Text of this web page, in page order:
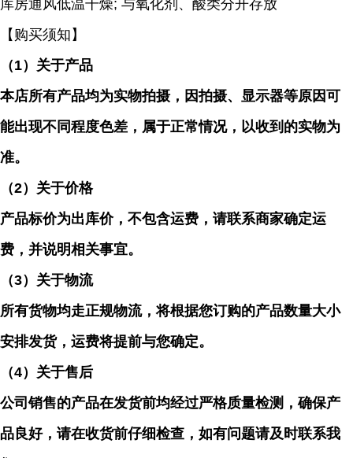
库房通风低温干燥; 与氧化剂、酸类分开存放
【购买须知】
（1）关于产品
本店所有产品均为实物拍摄，因拍摄、显示器等原因可
能出现不同程度色差，属于正常情况，以收到的实物为
准。
（2）关于价格
产品标价为出库价，不包含运费，请联系商家确定运
费，并说明相关事宜。
（3）关于物流
所有货物均走正规物流，将根据您订购的产品数量大小
安排发货，运费将提前与您确定。
（4）关于售后
公司销售的产品在发货前均经过严格质量检测，确保产
品良好，请在收货前仔细检查，如有问题请及时联系我